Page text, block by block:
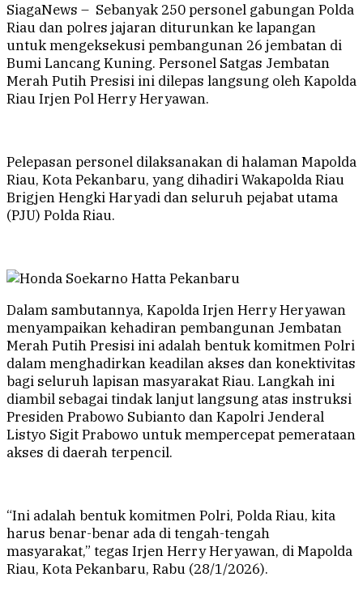
SiagaNews – Sebanyak 250 personel gabungan Polda
Riau dan polres jajaran diturunkan ke lapangan
untuk mengeksekusi pembangunan 26 jembatan di
Bumi Lancang Kuning. Personel Satgas Jembatan
Merah Putih Presisi ini dilepas langsung oleh Kapolda
Riau Irjen Pol Herry Heryawan.
Pelepasan personel dilaksanakan di halaman Mapolda
Riau, Kota Pekanbaru, yang dihadiri Wakapolda Riau
Brigjen Hengki Haryadi dan seluruh pejabat utama
(PJU) Polda Riau.
Dalam sambutannya, Kapolda Irjen Herry Heryawan
menyampaikan kehadiran pembangunan Jembatan
Merah Putih Presisi ini adalah bentuk komitmen Polri
dalam menghadirkan keadilan akses dan konektivitas
bagi seluruh lapisan masyarakat Riau. Langkah ini
diambil sebagai tindak lanjut langsung atas instruksi
Presiden Prabowo Subianto dan Kapolri Jenderal
Listyo Sigit Prabowo untuk mempercepat pemerataan
akses di daerah terpencil.
“Ini adalah bentuk komitmen Polri, Polda Riau, kita
harus benar-benar ada di tengah-tengah
masyarakat,” tegas Irjen Herry Heryawan, di Mapolda
Riau, Kota Pekanbaru, Rabu (28/1/2026).